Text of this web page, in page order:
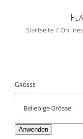
Startseite
Grösse
Anwenden